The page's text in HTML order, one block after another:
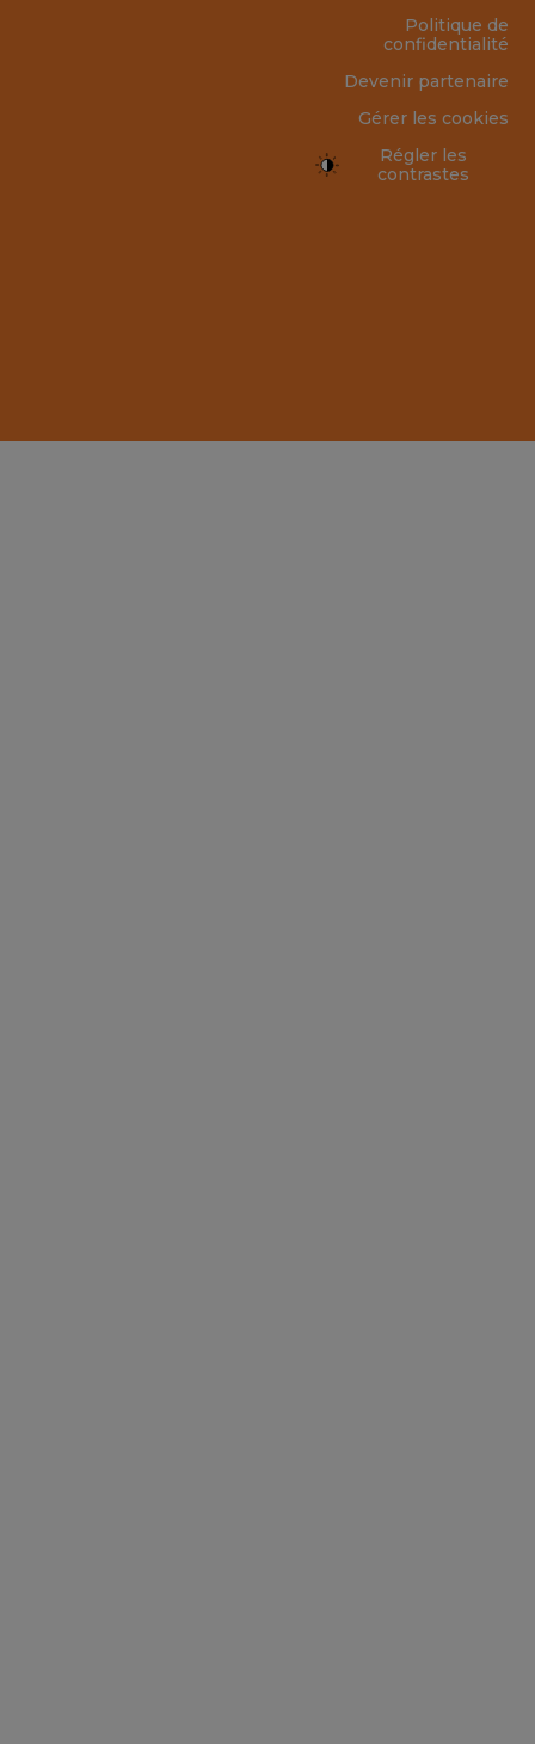
Politique de
confidentialité
Devenir partenaire
Gérer les cookies
Régler les
contrastes